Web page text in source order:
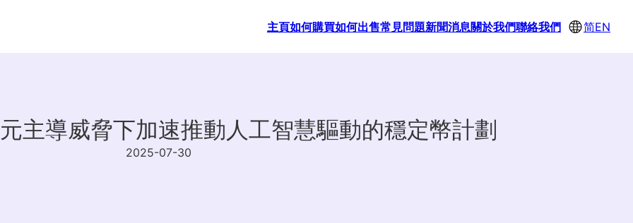
主頁如何購買如何出售常見問題新聞消息關於我們聯絡我們 简EN
主導威脅下加速推動人工智慧驅動的穩定幣計劃
2025-07-30